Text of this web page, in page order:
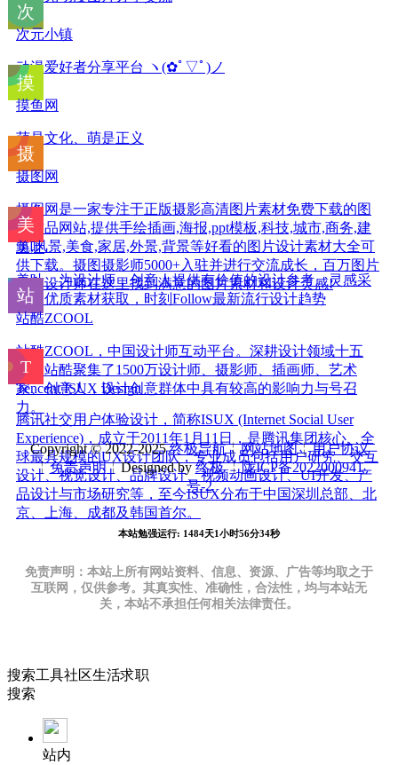
次元小镇
动漫爱好者分享平台 ヽ(✿ﾟ▽ﾟ)ノ
摸鱼网
萌是文化、萌是正义
摄图网
摄图网是一家专注于正版摄影高清图片素材免费下载的图
库作品网站,提供手绘插画,海报,ppt模板,科技,城市,商务,建
筑,风景,美食,家居,外景,背景等好看的图片设计素材大全可
供下载。摄图摄影师5000+入驻并进行交流成长，百万图片
量和设计师在这里找到满意的图片素材和设计灵感!
美叶
美叶，为设计师，创意人提供有价值的设计参考。灵感采
集，优质素材获取，时刻Follow最新流行设计趋势
站酷ZCOOL
站酷ZCOOL，中国设计师互动平台。深耕设计领域十五
年，站酷聚集了1500万设计师、摄影师、插画师、艺术
家、创意人，设计创意群体中具有较高的影响力与号召
力。
Tencent ISUX Design
腾讯社交用户体验设计，简称ISUX (Internet Social User
Experience)，成立于2011年1月11日，是腾讯集团核心、全
球最具规模的UX设计团队，专业成员包括用户研究、交互
设计、视觉设计、品牌设计、视频动画设计、UI开发、产
品设计与市场研究等，至今ISUX分布于中国深圳总部、北
京、上海、成都及韩国首尔。
Copyright © 2022-2025终极导航╎网站地图╎用户协议
╎免责声明╎Designed by终极╎陇ICP备2022000941
号-2
本站勉强运行: 1484天1小时56分35秒
免责声明：本站上所有网站资料、信息、资源、广告等均取之于
互联网，仅供参考。其真实性、准确性，合法性，均与本站无
关，本站不承担任何相关法律责任。
搜索工具社区生活求职
搜索
站内